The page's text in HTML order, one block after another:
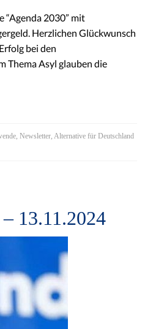
2030” mit
Herzlichen Glückwunsch
bei den
Thema Asyl glauben die
, Newsletter, Alternative für Deutschland
13.11.2024